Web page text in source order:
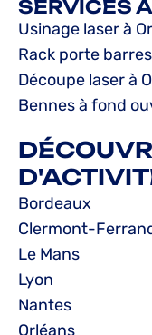
SERVICES
Usinage laser à
Rack porte
Découpe laser à
Bennes à fond
Bordeaux
Clermont-
Le Mans
Lyon
Nantes
Orléans